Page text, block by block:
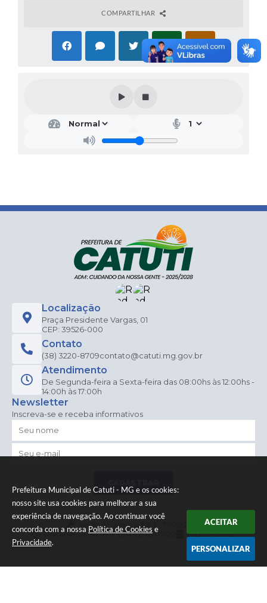
Prefeitura Municipal de Catuti - MG e os cookies:
nosso site usa cookies para melhorar a sua
experiência de navegação. Ao continuar você
concorda com a nossa Política de Cookies e
Privacidade.
ACEITAR
PERSONALIZAR
COMPARTILHAR
Localização
Praça Presidente Vargas, 01
CEP: 39526-000
Contato
(38) 3220-8709contato@catuti.mg.gov.br
Atendimento
De Segunda-feira a Sexta-feira das 08:00hs às 12:00hs -
14:00h às 17:00h
Newsletter
Inscreva-se e receba informativos
Versão do Sistema:3.5.3 - 19/06/2026
Portal atualizado em:15/07/2026 12:20 Dados Abertos